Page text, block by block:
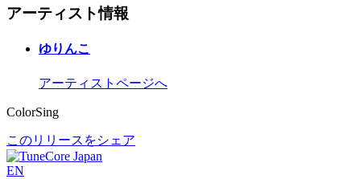
アーティスト情報
ゆりんこ
アーティストページへ
ColorSing
このリリースをシェア
EN